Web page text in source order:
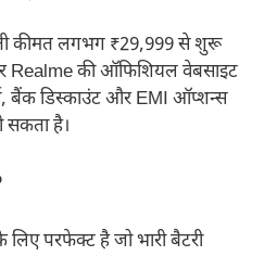
कीमत लगभग ₹29,999 से शुरू
Realme की ऑफिशियल वेबसाइट
बैंक डिस्काउंट और EMI ऑप्शन्स
है।
परफेक्ट है जो भारी बैटरी